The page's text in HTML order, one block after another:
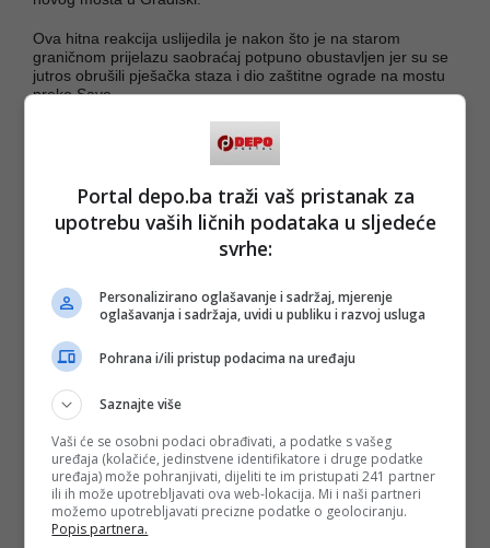
Ova hitna reakcija uslijedila je nakon što je na starom
graničnom prijelazu saobraćaj potpuno obustavljen jer su se
jutros obrušili pješačka staza i dio zaštitne ograde na mostu
preko Save.
potvrdio zamjenik ministra sigurnosti BiH
, riječ je o privremenoj mjeri koja će trajati tri
mjeseca, odnosno, do sanacije postojećeg mosta.
Rečeno nam je i to da bi carinske i granične službe trebale
bi biti prebačene na novu lokaciju bez dodatnog angažmana
Iz Ministarstva sigurnosti BiH naveli su da je još ranije
doneseno rješenje o određivanju privremenog graničnog
prijelaza, ali da njegova primjena nije mogla početi prije
nego što Uprava za indirektno oporezivanje BiH potvrdi da
su ispunjeni svi organizacijski i pravni uslovi za rad carinskih
(DEPO PORTAL/af)
PODIJELI NA
Depo.bapratite putem društvenih mrežaTwitteriFacebook
Portal depo.ba traži vaš pristanak za
upotrebu vaših ličnih podataka u sljedeće
svrhe:
Personalizirano oglašavanje i sadržaj, mjerenje
oglašavanja i sadržaja, uvidi u publiku i razvoj usluga
Pohrana i/ili pristup podacima na uređaju
Saznajte više
Vaši će se osobni podaci obrađivati, a podatke s vašeg
uređaja (kolačiće, jedinstvene identifikatore i druge podatke
uređaja) može pohranjivati, dijeliti te im pristupati 241 partner
ili ih može upotrebljavati ova web-lokacija. Mi i naši partneri
možemo upotrebljavati precizne podatke o geolociranju.
Popis partnera.